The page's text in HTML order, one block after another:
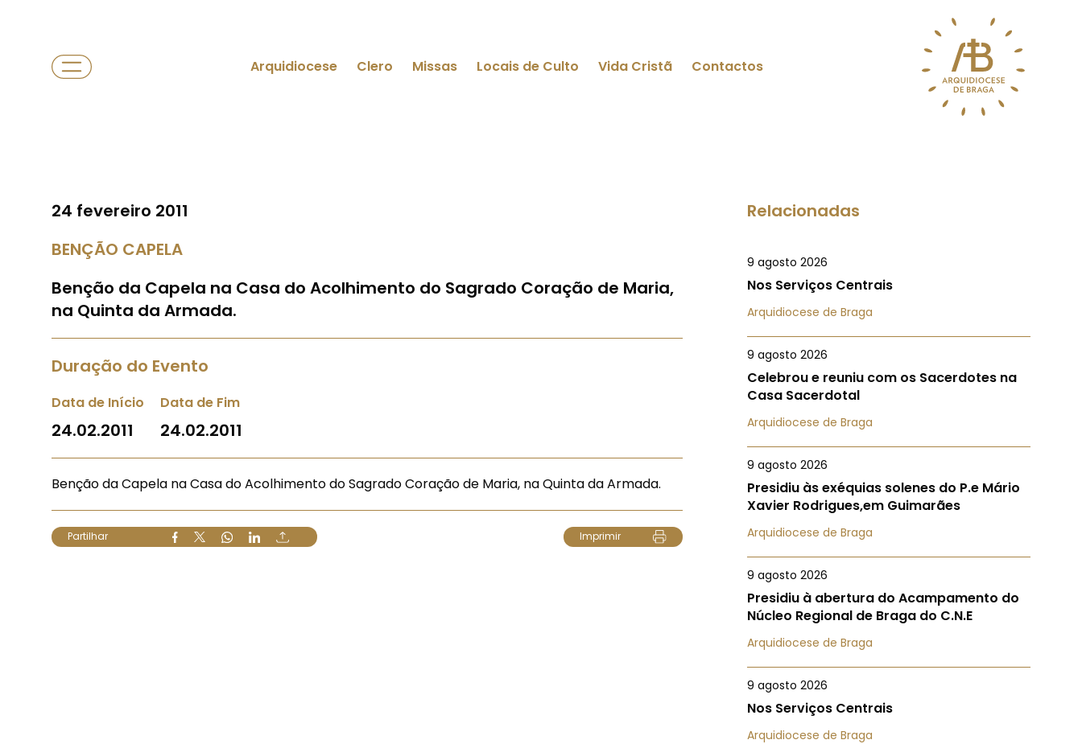
Arquidiocese Clero Missas Locais de Culto Vida Cristã Contactos
24 fevereiro 2011
BENÇÃO CAPELA
Benção da Capela na Casa do Acolhimento do Sagrado Coração de Maria,
na Quinta da Armada.
Duração do Evento
Data de Início
24.02.2011
Data de Fim
24.02.2011
Benção da Capela na Casa do Acolhimento do Sagrado Coração de Maria, na Quinta da Armada.
Partilhar Imprimir
Relacionadas
9 agosto 2026
Nos Serviços Centrais
Arquidiocese de Braga
9 agosto 2026
Celebrou e reuniu com os Sacerdotes na
Casa Sacerdotal
Arquidiocese de Braga
9 agosto 2026
Presidiu às exéquias solenes do P.e Mário
Xavier Rodrigues,em Guimarães
Arquidiocese de Braga
9 agosto 2026
Presidiu à abertura do Acampamento do
Núcleo Regional de Braga do C.N.E
Arquidiocese de Braga
9 agosto 2026
Nos Serviços Centrais
Arquidiocese de Braga